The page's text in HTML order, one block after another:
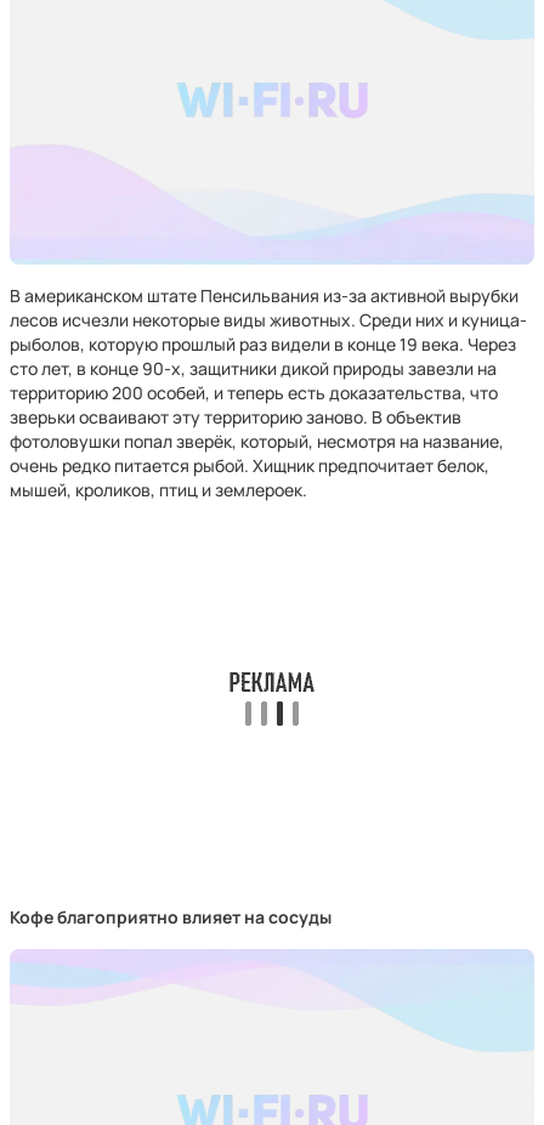
В американском штате Пенсильвания из-за активной вырубки
лесов исчезли некоторые виды животных. Среди них и куница-
рыболов, которую прошлый раз видели в конце 19 века. Через
сто лет, в конце 90-х, защитники дикой природы завезли на
территорию 200 особей, и теперь есть доказательства, что
зверьки осваивают эту территорию заново. В объектив
фотоловушки попал зверёк, который, несмотря на название,
очень редко питается рыбой. Хищник предпочитает белок,
мышей, кроликов, птиц и землероек.
Кофе благоприятно влияет на сосуды